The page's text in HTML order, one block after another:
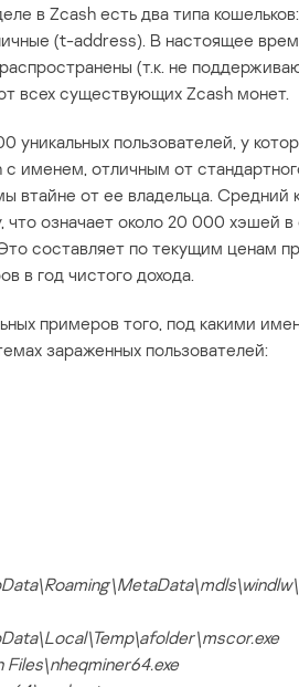
в Zcash есть два типа
(t-address). В настоящее
(т.к. не
всех существующих Zcash монет.
уникальных пользователей, у
именем, отличным от
втайне от ее владельца.
что означает около 20 000 хэшей в
составляет по текущим ценам
в год чистого дохода.
примеров того, под какими
зараженных пользователей: